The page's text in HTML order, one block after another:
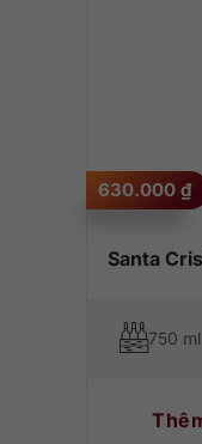
Santa
630.000 ₫
750 ml